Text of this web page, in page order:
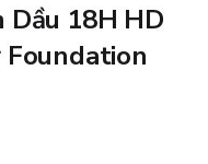
Dầu 18H HD